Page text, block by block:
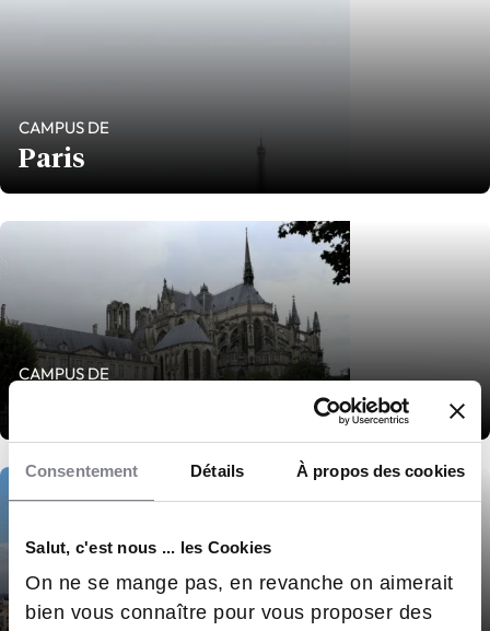
Consentement Détails À propos des cookies
Salut, c'est nous ... les Cookies
On ne se mange pas, en revanche on aimerait
bien vous connaître pour vous proposer des
CAMPUS DE
Paris
CAMPUS DE
CAMPUS DE